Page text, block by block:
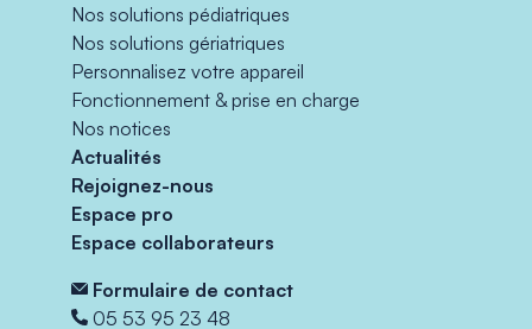
Nos solutions pédiatriques
Nos solutions gériatriques
Personnalisez votre appareil
Fonctionnement & prise en charge
Nos notices
Actualités
Rejoignez-nous
Espace pro
Espace collaborateurs
Formulaire de contact
05 53 95 23 48